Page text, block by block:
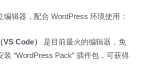
辑器，配合 WordPress 环境使用：
Code）
是目前最火的编辑器，免
装 “WordPress Pack” 插件包，可获得